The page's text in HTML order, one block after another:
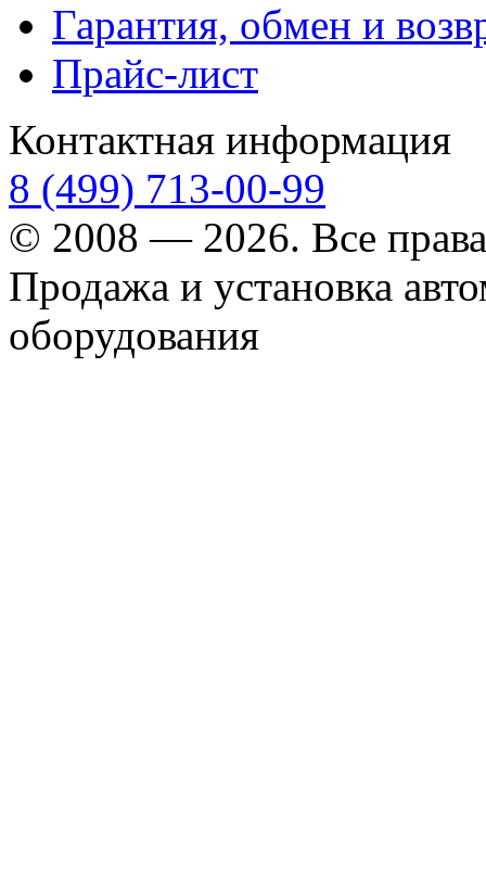
Гарантия, обмен и
Прайс-лист
Контактная информация
8 (499) 713-00-99
© 2008 — 2026. Все
Продажа и установка
оборудования